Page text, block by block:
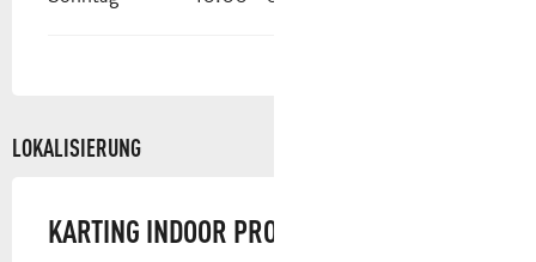
LOKALISIERUNG
KARTING INDOOR PROVENCE